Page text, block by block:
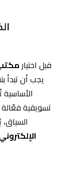
يجب أن
تسويقية
إذا كان هدفك